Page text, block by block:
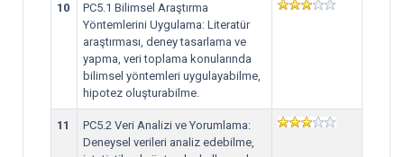
10
PC5.1 Bilimsel Araştırma
Yöntemlerini Uygulama: Literatür
araştırması, deney tasarlama ve
yapma, veri toplama konularında
bilimsel yöntemleri uygulayabilme,
hipotez oluşturabilme.
11
PC5.2 Veri Analizi ve Yorumlama:
Deneysel verileri analiz edebilme,